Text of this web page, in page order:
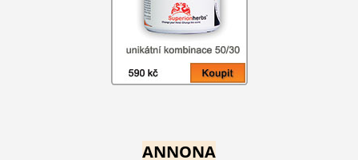
ANNONA